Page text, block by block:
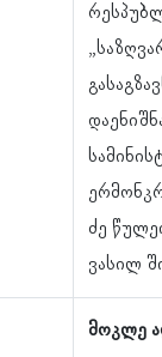
მოკლე
ძე
ვასილ